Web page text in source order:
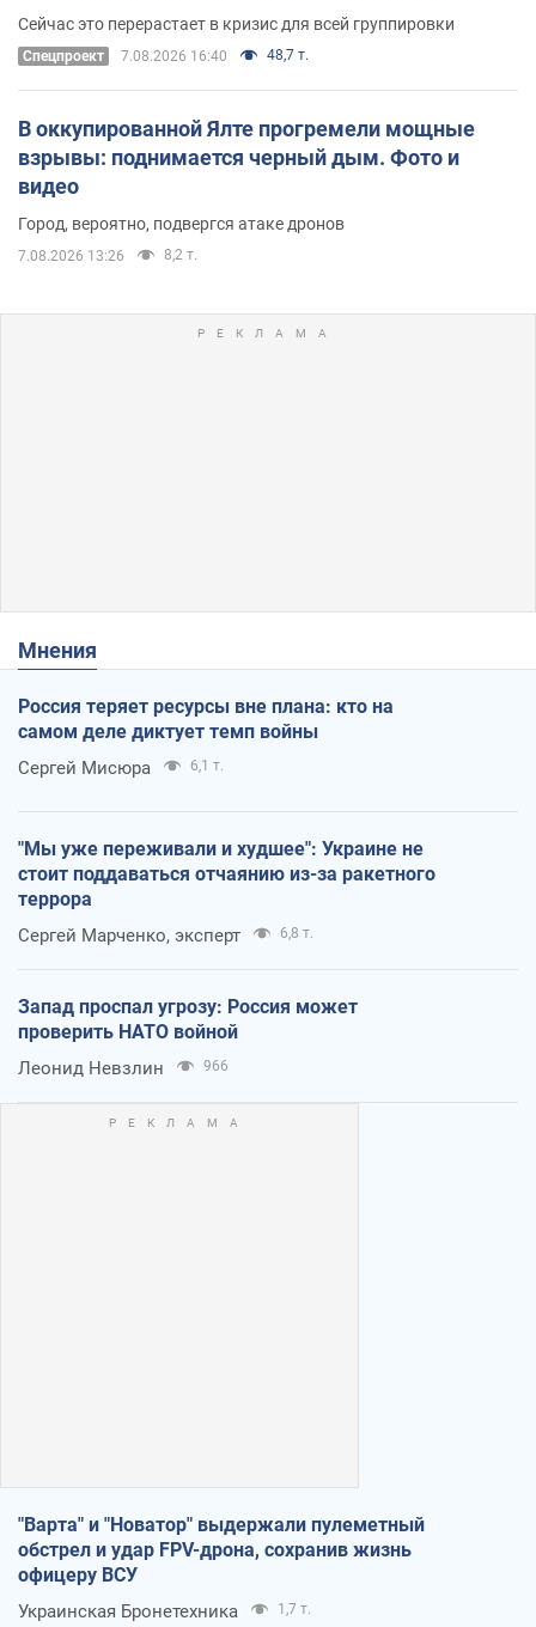
удалось
Сейчас это перерастает в кризис для всей группировки
Спецпроект 7.08.2026 16:40 48,7 т.
В оккупированной Ялте прогремели мощные
взрывы: поднимается черный дым. Фото и
видео
Город, вероятно, подвергся атаке дронов
7.08.2026 13:26 8,2 т.
Мнения
Россия теряет ресурсы вне плана: кто на
самом деле диктует темп войны
Сергей Мисюра 6,1 т.
"Мы уже переживали и худшее": Украине не
стоит поддаваться отчаянию из-за ракетного
террора
Сергей Марченко, эксперт 6,8 т.
Запад проспал угрозу: Россия может
проверить НАТО войной
Леонид Невзлин 966
"Варта" и "Новатор" выдержали пулеметный
обстрел и удар FPV-дрона, сохранив жизнь
офицеру ВСУ
Украинская Бронетехника 1,7 т.